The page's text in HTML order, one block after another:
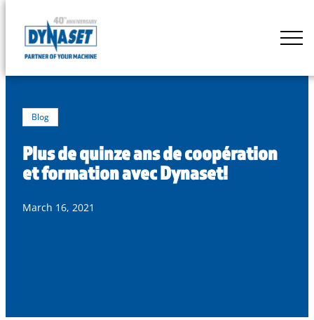
content
DYNASET
Blog
Plus de quinze ans de coopération
et formation avec Dynaset!
March 16, 2021